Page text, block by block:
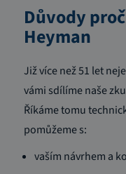
Důvody
Heyman
Již více než 51 let
vámi sdílíme naše
Říkáme tomu
pomůžeme s:
vaším návrhem a